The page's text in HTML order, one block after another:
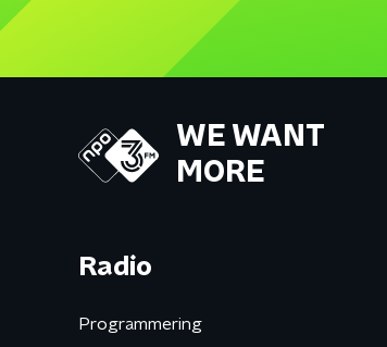
WE WANT
MORE
Radio
Programmering